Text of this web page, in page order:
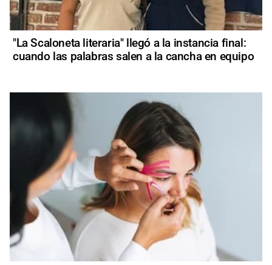
"La Scaloneta literaria" llegó a la instancia final:
cuando las palabras salen a la cancha en equipo